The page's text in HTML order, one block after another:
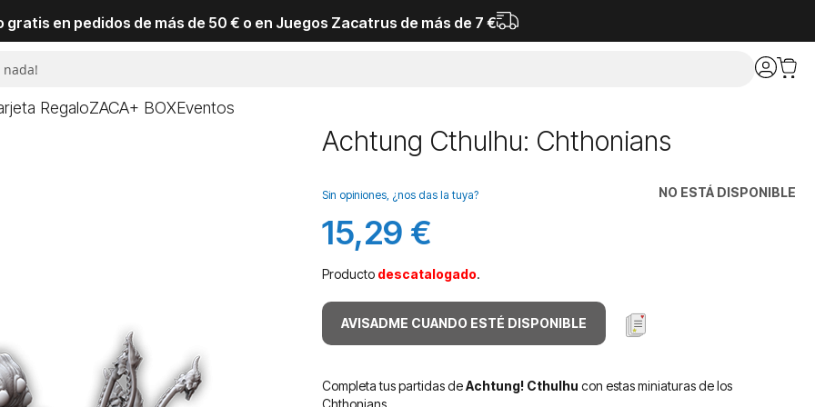
gratis en pedidos de más de 50 € o en Juegos Zacatrus de más de 7 €
RegaloZACA+ BOXEventos
Achtung Cthulhu: Chthonians
NO ESTÁ DISPONIBLE
Sin opiniones, ¿nos das la tuya?
15,29 €
Producto descatalogado.
AVISADME CUANDO ESTÉ DISPONIBLE
Completa tus partidas deAchtung! Cthulhu con estas miniaturas de los
Chthonians.